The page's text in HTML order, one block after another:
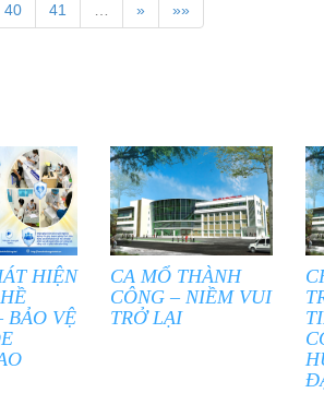
40 41 … » »»
HIỆN
BẢO VỆ
CA MỔ THÀNH
CÔNG – NIỀM VUI
TRỞ LẠI